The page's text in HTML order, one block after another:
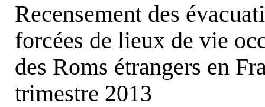
Recensement des
forcées de lieux de vie
des Roms étrangers en
trimestre 2013